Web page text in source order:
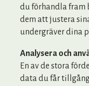
du förhandla fram
dem att justera
undergräver dina
Analysera och
En av de stora
data du får